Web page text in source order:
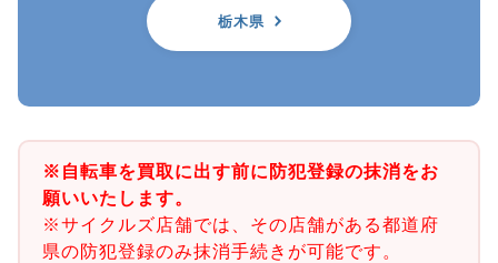
栃木県
※自転車を買取に出す前に防犯登録の抹消をお
願いいたします。
※サイクルズ店舗では、その店舗がある都道府
県の防犯登録のみ抹消手続きが可能です。